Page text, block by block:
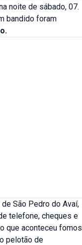
noite de sábado, 07.
bandido foram
São Pedro do Avaí,
telefone, cheques e
que aconteceu fomos
pelotão de